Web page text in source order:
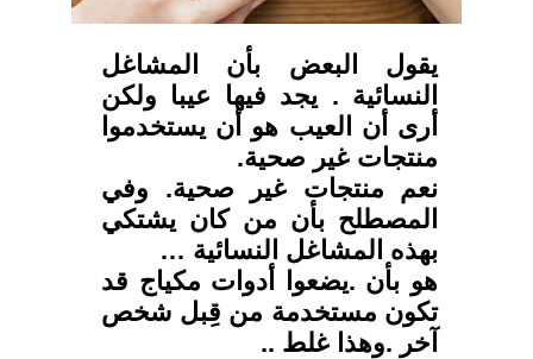
يقول البعض بأن المشاغل
النسائية . يجد فيها عيبا ولكن
أرى أن العيب هو أن يستخدموا
منتجات غير صحية.
نعم منتجات غير صحية. وفي
المصطلح بأن من كان يشتكي
بهذه المشاغل النسائية …
هو بأن .يضعوا أدوات مكياج قد
تكون مستخدمة من قِبل شخص
آخر .وهذا غلط ..